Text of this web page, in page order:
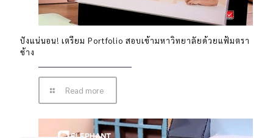
ปังแน่นอน! เตรียม Portfolio สอบเข้ามหาวิทยาลัยด้วยแฟ้มตรา
ช้าง
Read more